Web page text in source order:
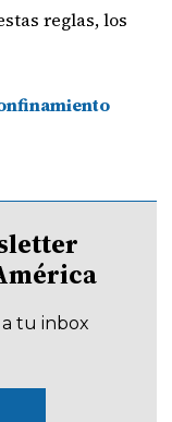
reglas, los
tu inbox